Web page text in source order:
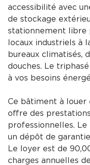
accessibilité avec
de stockage
stationnement libre
locaux industriels à
bureaux climatisés,
douches. Le
à vos besoins
Ce bâtiment à louer
offre des
professionnelles.
un dépôt de
Le loyer est de
charges annuelles